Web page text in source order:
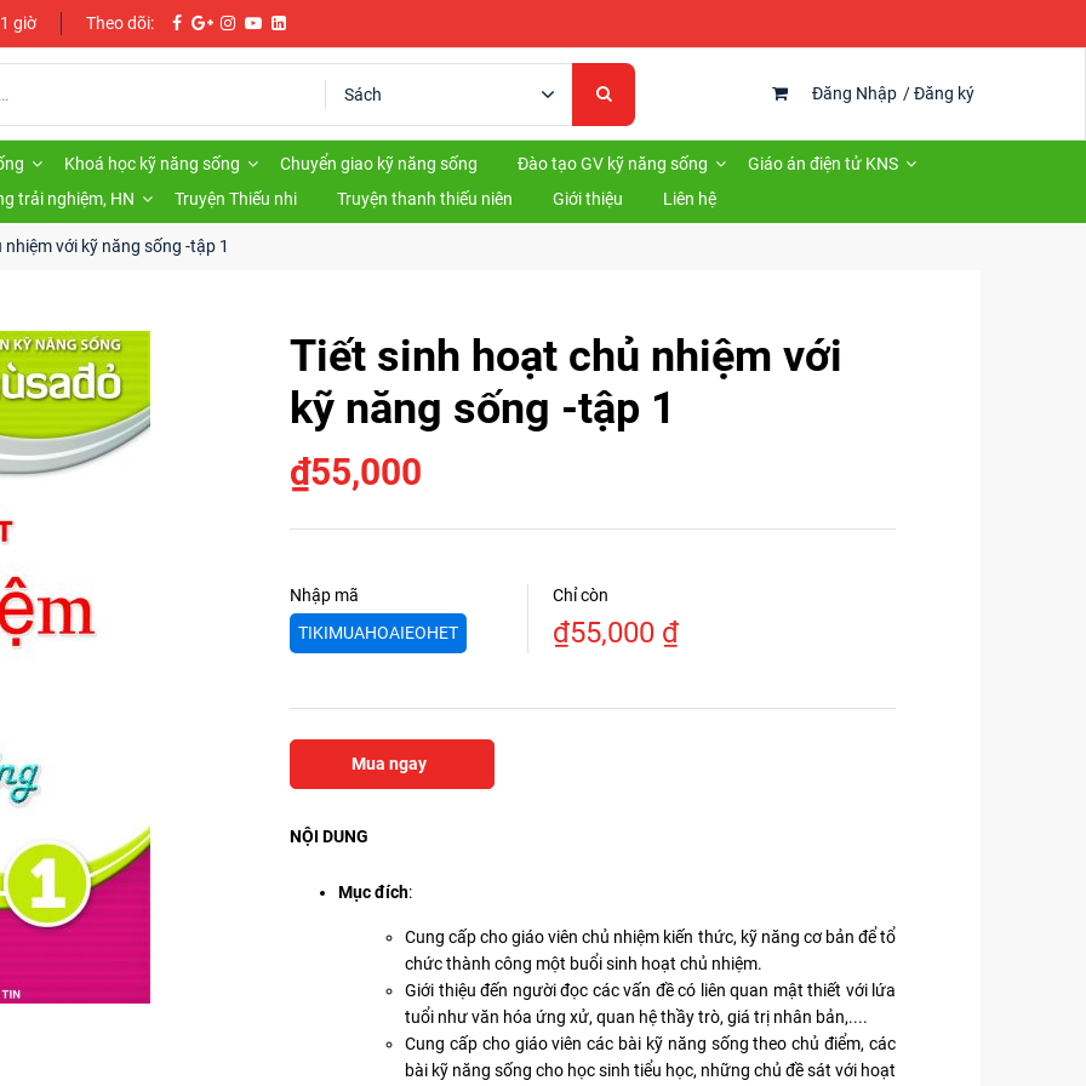
giờ Theo dõi:
Đăng Nhập /Đăng ký
Khoá học kỹ năng sống Chuyển giao kỹ năng sống Đào tạo GV kỹ năng sống
Giáo án điện tử KNS
trải nghiệm, HN Truyện Thiếu nhi Truyện thanh thiếu niên Giới thiệu Liên hệ
với kỹ năng sống -tập 1
Tiết sinh hoạt chủ nhiệm với
kỹ năng sống -tập 1
₫55,000
Nhập mã
TIKIMUAHOAIEOHET
Chỉ còn
₫55,000 ₫
Mua ngay
NỘI DUNG
Mục đích:
Cung cấp cho giáo viên chủ nhiệm kiến thức, kỹ năng cơ bản để tổ
chức thành công một buổi sinh hoạt chủ nhiệm.
Giới thiệu đến người đọc các vấn đề có liên quan mật thiết với lứa
tuổi như văn hóa ứng xử, quan hệ thầy trò, giá trị nhân bản,....
Cung cấp cho giáo viên các bài kỹ năng sống theo chủ điểm, các
bài kỹ năng sống cho học sinh tiểu học, những chủ đề sát với hoạt